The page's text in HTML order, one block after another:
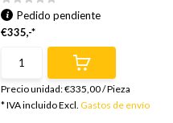
Pedido pendiente
€335,-*
Precio unidad:€335,00/Pieza
* IVA incluido Excl. Gastos de envío